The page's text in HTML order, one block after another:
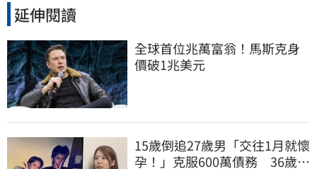
延伸閱讀
全球首位兆萬富翁！馬斯克身
價破1兆美元
15歲倒追27歲男「交往1月就懷
孕！」克服600萬債務 36歲美